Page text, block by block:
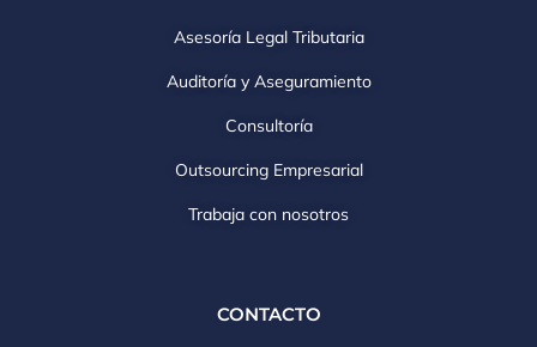
Asesoría Legal Tributaria
Auditoría y Aseguramiento
Consultoría
Outsourcing Empresarial
Trabaja con nosotros
CONTACTO